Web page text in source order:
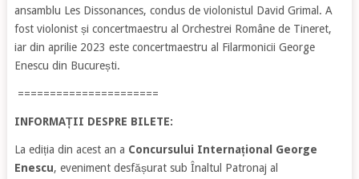
ansamblu Les Dissonances, condus de violonistul David Grimal. A
fost violonist și concertmaestru al Orchestrei Române de Tineret,
iar din aprilie 2023 este concertmaestru al Filarmonicii George
Enescu din București.
======================
INFORMAȚII DESPRE BILETE:
La ediția din acest an a Concursului Internațional George
Enescu, eveniment desfășurat sub Înaltul Patronaj al